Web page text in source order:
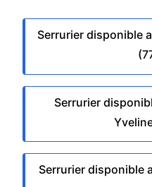
Serrurier disponible
Serrurier
Serrurier disponible